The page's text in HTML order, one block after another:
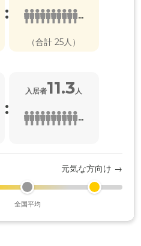
: ...
（合計 25人）
:
入居者11.3 人
...
元気な方向け →
全国平均